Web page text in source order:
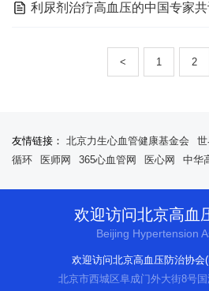
利尿剂治疗高血压的中国专家
< 1 2
友情链接： 北京力生心血管健康基金会
循环
医师网 365心血管网 医心网 中华
欢迎访问北京高血
Beijing Hypertension
欢迎访问北京高血压防治协
北京市西城区阜成门外大街8号